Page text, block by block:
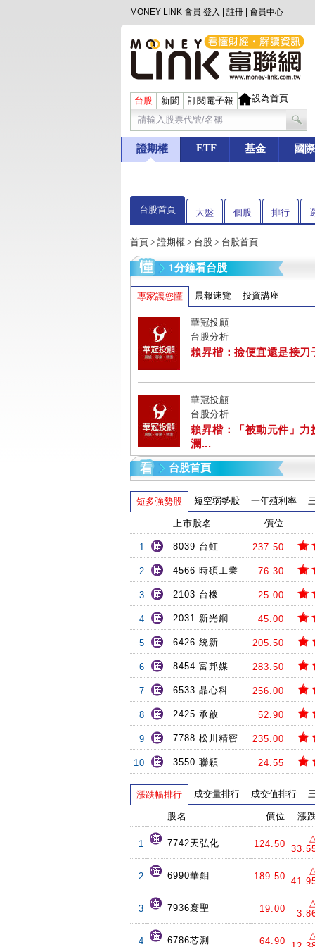
MONEY LINK 會員 登入 註冊 會員中心
台股 新聞 訂閱電子報 設為首頁
證期權 ETF 基金 國際
台股首頁 大盤 個股 排行
首頁 > 證期權 > 台股 > 台股首頁
1分鐘看台股
專家讓您懂 晨報速覽 投資講座
華冠投顧
台股分析
賴昇楷：撿便宜還是接刀
華冠投顧
台股分析
賴昇楷：「被動元件」力
瀾...
台股首頁
短多強勢股 短空弱勢股 一年殖利率
上市股名 價位
1 8039 台虹 237.50
2 4566 時碩工業 76.30
3 2103 台橡 25.00
4 2031 新光鋼 45.00
5 6426 統新 205.50
6 8454 富邦媒 283.50
7 6533 晶心科 256.00
8 2425 承啟 52.90
9 7788 松川精密 235.00
10 3550 聯穎 24.55
漲跌幅排行 成交量排行 成交值排行
股名 價位 漲
1 7742天弘化 124.50
2 6990華鉬 189.50
3 7936寰聖 19.00
4 6786芯測 64.90